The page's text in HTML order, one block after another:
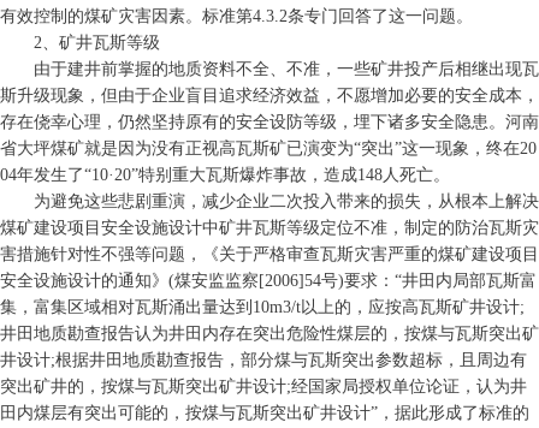
有效控制的煤矿灾害因素。标准第4.3.2条专门回答了这一问题。
2、矿井瓦斯等级
由于建井前掌握的地质资料不全、不准，一些矿井投产后相继出现瓦
斯升级现象，但由于企业盲目追求经济效益，不愿增加必要的安全成本，
存在侥幸心理，仍然坚持原有的安全设防等级，埋下诸多安全隐患。河南
省大坪煤矿就是因为没有正视高瓦斯矿已演变为“突出”这一现象，终在20
04年发生了“10·20”特别重大瓦斯爆炸事故，造成148人死亡。
为避免这些悲剧重演，减少企业二次投入带来的损失，从根本上解决
煤矿建设项目安全设施设计中矿井瓦斯等级定位不准，制定的防治瓦斯灾
害措施针对性不强等问题，《关于严格审查瓦斯灾害严重的煤矿建设项目
安全设施设计的通知》(煤安监监察[2006]54号)要求：“井田内局部瓦斯富
集，富集区域相对瓦斯涌出量达到10m3/t以上的，应按高瓦斯矿井设计;
井田地质勘查报告认为井田内存在突出危险性煤层的，按煤与瓦斯突出矿
井设计;根据井田地质勘查报告，部分煤与瓦斯突出参数超标，且周边有
突出矿井的，按煤与瓦斯突出矿井设计;经国家局授权单位论证，认为井
田内煤层有突出可能的，按煤与瓦斯突出矿井设计”，据此形成了标准的